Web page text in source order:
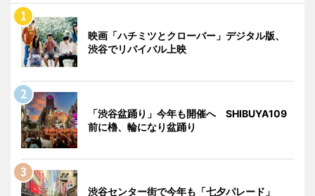
映画「ハチミツとクローバー」デジタル版、
渋谷でリバイバル上映
「渋谷盆踊り」今年も開催へ SHIBUYA109
前に櫓、輪になり盆踊り
渋谷センター街で今年も「七夕パレード」